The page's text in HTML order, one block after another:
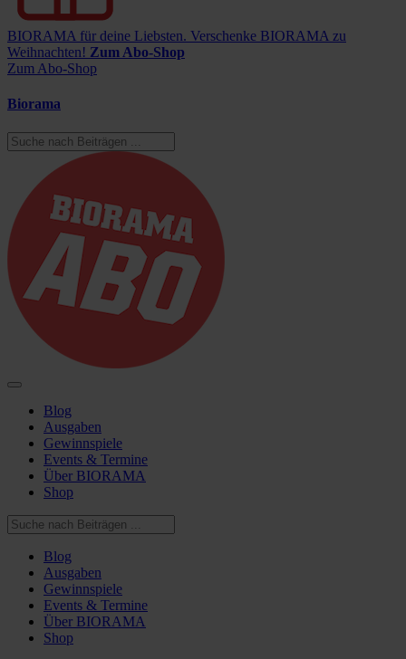
BIORAMA für deine Liebsten. Verschenke BIORAMA zu
Weihnachten! Zum Abo-Shop
Zum Abo-Shop
Biorama
Blog
Ausgaben
Gewinnspiele
Events & Termine
Über BIORAMA
Shop
Blog
Ausgaben
Gewinnspiele
Events & Termine
Über BIORAMA
Shop